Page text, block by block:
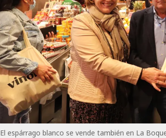
El espárrago blanco se vende también en La